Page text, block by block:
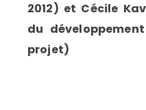
2012) et Cécile
du
projet)